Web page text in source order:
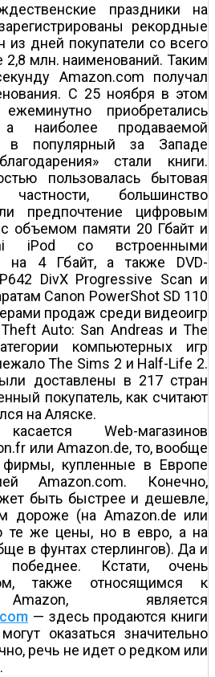
праздники на
рекордные
из дней покупатели со всего
2,8 млн. наименований. Таким
Amazon.com получал
С 25 ноября в этом
ежеминутно приобретались
наиболее продаваемой
в популярный за Западе
стали книги.
пользовалась бытовая
большинство
предпочтение цифровым
объемом памяти 20 Гбайт и
iPod со встроенными
на 4 Гбайт, а также DVD-
DivX Progressive Scan и
Canon PowerShot SD 110
продаж среди видеоигр
Auto: San Andreas и The
компьютерных игр
The Sims 2 и Half-Life 2.
доставлены в 217 стран
покупатель, как считают
на Аляске.
Web-магазинов
или Amazon.de, то, вообще
фирмы, купленные в Европе
Amazon.com. Конечно,
быть быстрее и дешевле,
дороже (на Amazon.de или
те же цены, но в евро, а на
в фунтах стерлингов). Да и
победнее. Кстати, очень
также относящимся к
является
— здесь продаются книги
оказаться значительно
речь не идет о редком или